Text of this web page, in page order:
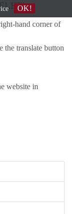
hand corner of
the translate button
website in
OK!